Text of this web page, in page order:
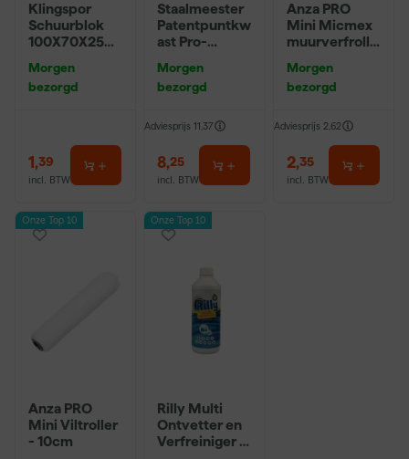
Klingspor
Schuurblok
100X70X25m
P220
Morgen
bezorgd
1,39
incl. BTW
Staalmeester
Patentpuntkw
ast Pro-
10 (2cm)
Morgen
bezorgd
Adviesprijs 11,37
8,25
incl. BTW
Anza PRO
Mini Micmex
muurverfrolle
Morgen
bezorgd
Adviesprijs 2,62
2,35
incl. BTW
Onze Top 10
Anza PRO
Mini Viltroller
- 10cm
Onze Top 10
Rilly Multi
Ontvetter en
Verfreiniger –